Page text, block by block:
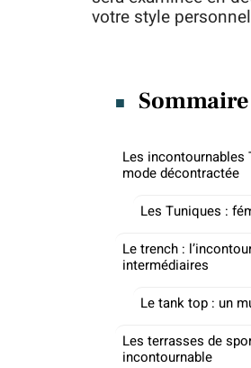
votre style
Sommaire
Les incontournables
mode décontractée
Les Tuniques :
Le trench :
intermédiaires
Le tank top : un
Les terrasses de
incontournable